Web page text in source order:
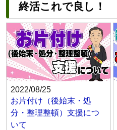
終活これで良し！
2022/08/25
お片付け（後始末・処
分・整理整頓）支援につ
いて